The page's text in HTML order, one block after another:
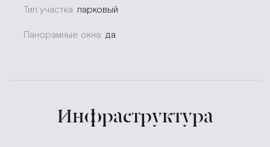
Тип участка: парковый
Панорамные окна: да
Инфраструктура